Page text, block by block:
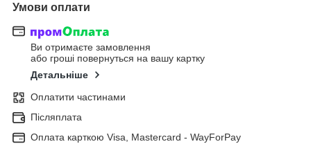
Умови оплати
Ви отримаєте замовлення
або гроші повернуться на вашу картку
Детальніше
Оплатити частинами
Післяплата
Оплата карткою Visa, Mastercard - WayForPay